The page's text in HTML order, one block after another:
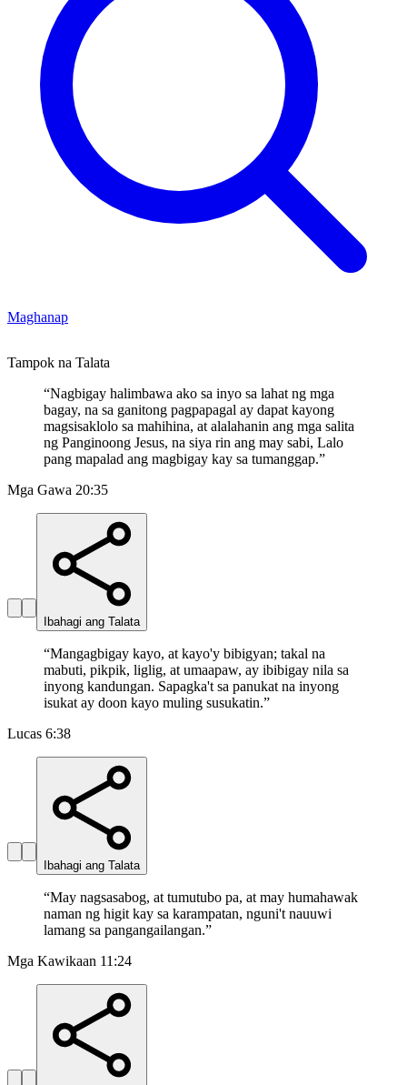
Maghanap
Tampok na Talata
“Nagbigay halimbawa ako sa inyo sa lahat ng mga
bagay, na sa ganitong pagpapagal ay dapat kayong
magsisaklolo sa mahihina, at alalahanin ang mga salita
ng Panginoong Jesus, na siya rin ang may sabi, Lalo
pang mapalad ang magbigay kay sa tumanggap.”
Mga Gawa 20:35
Ibahagi ang Talata
“Mangagbigay kayo, at kayo'y bibigyan; takal na
mabuti, pikpik, liglig, at umaapaw, ay ibibigay nila sa
inyong kandungan. Sapagka't sa panukat na inyong
isukat ay doon kayo muling susukatin.”
Lucas 6:38
Ibahagi ang Talata
“May nagsasabog, at tumutubo pa, at may humahawak
naman ng higit kay sa karampatan, nguni't nauuwi
lamang sa pangangailangan.”
Mga Kawikaan 11:24